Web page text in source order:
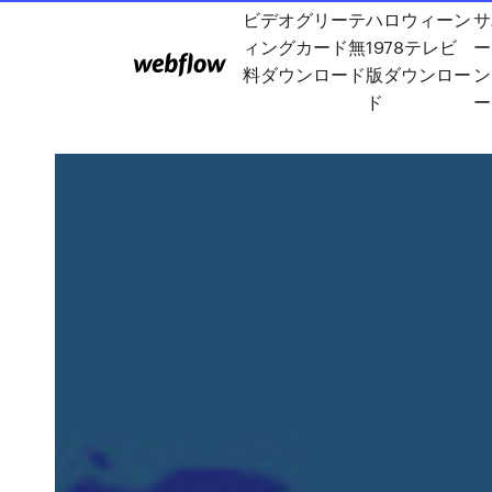
ビデオグリーテ
ィングカード無
料ダウンロード
ハロウィーン
1978テレビ
版ダウンロー
ド